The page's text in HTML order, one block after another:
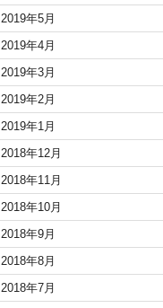
2019年5月
2019年4月
2019年3月
2019年2月
2019年1月
2018年12月
2018年11月
2018年10月
2018年9月
2018年8月
2018年7月